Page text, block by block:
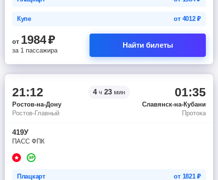
Купе от 4012₽
от 1984₽
за 1 пассажира
Найти билеты
21:12 4ч 23 мин 01:35
Ростов-на-Дону
Славянск-на-Кубани
Ростов-Главный
Протока
419У
ПАСС ФПК
Плацкарт от 1821₽